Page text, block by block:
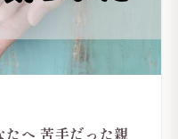
へ 苦手だった親